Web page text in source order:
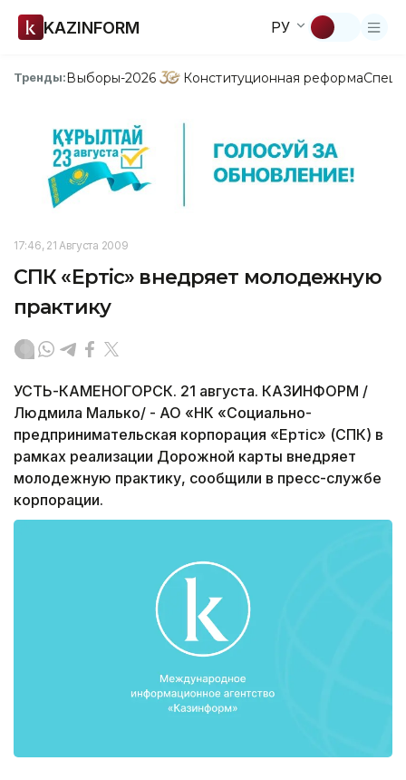
KAZINFORM РУ
Тренды:Выборы-2026 Конституционная реформа
17:46, 21 Августа 2009
СПК «Ертiс» внедряет молодежную
практику
УСТЬ-КАМЕНОГОРСК. 21 августа. КАЗИНФОРМ /
Людмила Малько/ - АО «НК «Социально-
предпринимательская корпорация «Ертiс» (СПК) в
рамках реализации Дорожной карты внедряет
молодежную практику, сообщили в пресс-службе
корпорации.